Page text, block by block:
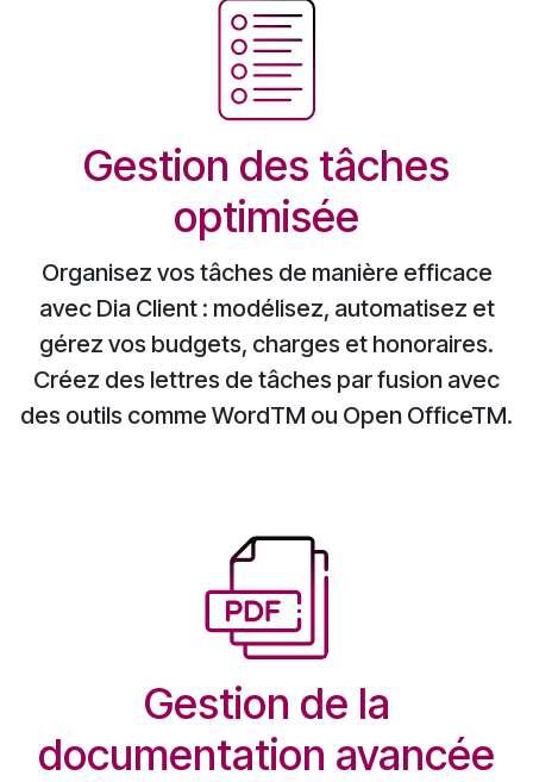
Gestion des tâches
optimisée
Organisez vos tâches de manière efficace
avec Dia Client : modélisez, automatisez et
gérez vos budgets, charges et honoraires.
Créez des lettres de tâches par fusion avec
des outils comme WordTM ou Open OfficeTM.
Gestion de la
documentation avancée